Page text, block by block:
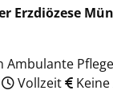
Erzdiözese
Ambulante
Vollzeit